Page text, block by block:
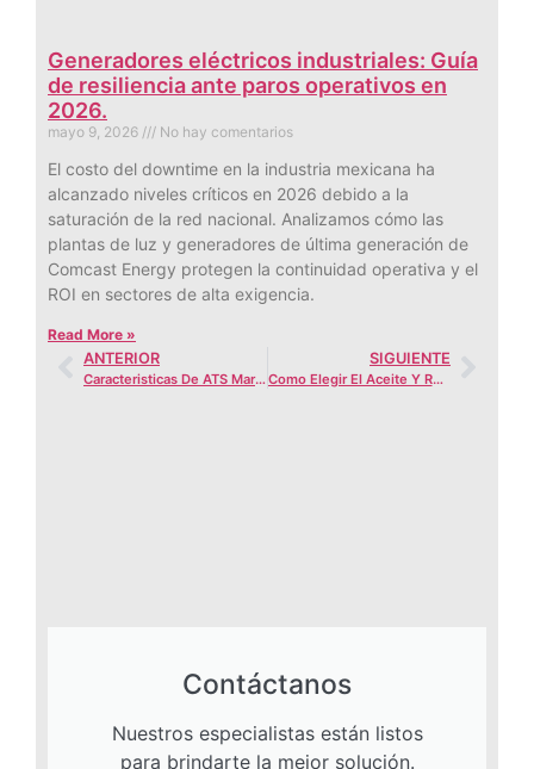
Generadores eléctricos industriales: Guía
de resiliencia ante paros operativos en
2026.
mayo 9, 2026 No hay comentarios
El costo del downtime en la industria mexicana ha
alcanzado niveles críticos en 2026 debido a la
saturación de la red nacional. Analizamos cómo las
plantas de luz y generadores de última generación de
Comcast Energy protegen la continuidad operativa y el
ROI en sectores de alta exigencia.
Read More »
ANTERIOR
Caracteristicas De ATS Marca Aisikai
SIGUIENTE
Como Elegir El Aceite Y Refrigerantes Adecuados
Contáctanos
Nuestros especialistas están listos
para brindarte la mejor solución.